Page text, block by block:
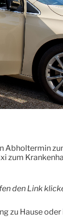
Abholtermin
zum
den Link
zu Hause